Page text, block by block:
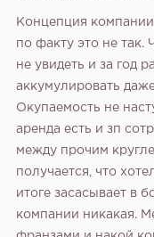
Концепция
по факту это не так.
не увидеть и за год
аккумулировать
Окупаемость не
аренда есть и зп
между прочим
получается, что
итоге засасывает в
компании никакая.